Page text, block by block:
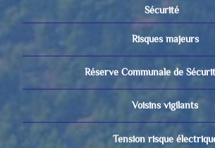
Sécurité
Risques majeurs
Réserve Communale de
Voisins vigilants
Tension risque